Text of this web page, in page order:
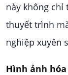
này không chỉ
thuyết trình
nghiệp xuyên
Hình ảnh